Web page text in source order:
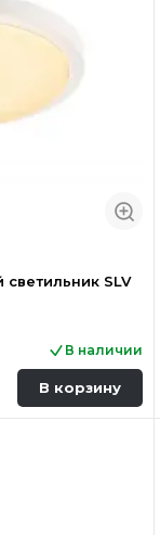
SLV
В наличии
В корзину